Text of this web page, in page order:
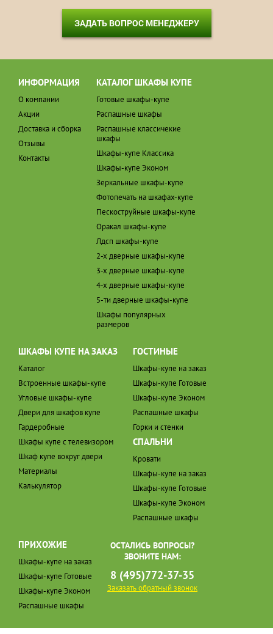
ЗАДАТЬ ВОПРОС МЕНЕДЖЕРУ
ИНФОРМАЦИЯ
О компании
Акции
Доставка и сборка
Отзывы
Контакты
КАТАЛОГ ШКАФЫ КУПЕ
Готовые шкафы-купе
Распашные шкафы
Распашные классичекие
шкафы
Шкафы-купе Классика
Шкафы-купе Эконом
Зеркальные шкафы-купе
Фотопечать на шкафах-купе
Пескоструйные шкафы-купе
Оракал шкафы-купе
Лдсп шкафы-купе
2-х дверные шкафы-купе
3-х дверные шкафы-купе
4-х дверные шкафы-купе
5-ти дверные шкафы-купе
Шкафы популярных
размеров
ШКАФЫ КУПЕ НА ЗАКАЗ
Каталог
Встроенные шкафы-купе
Угловые шкафы-купе
Двери для шкафов купе
Гардеробные
Шкафы купе с телевизором
Шкаф купе вокруг двери
Материалы
Калькулятор
ГОСТИНЫЕ
Шкафы-купе на заказ
Шкафы-купе Готовые
Шкафы-купе Эконом
Распашные шкафы
Горки и стенки
СПАЛЬНИ
Кровати
Шкафы-купе на заказ
Шкафы-купе Готовые
Шкафы-купе Эконом
Распашные шкафы
ПРИХОЖИЕ
Шкафы-купе на заказ
Шкафы-купе Готовые
Шкафы-купе Эконом
Распашные шкафы
ОСТАЛИСЬ ВОПРОСЫ?
ЗВОНИТЕ НАМ:
8 (495)772-37-35
Заказать обратный звонок